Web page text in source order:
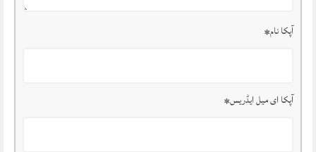
آپکا نام*
آپکا ای میل ایڈریس*